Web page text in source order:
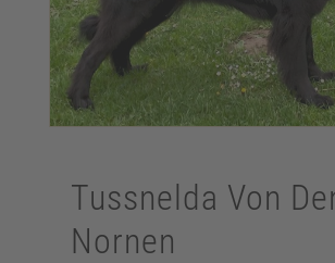
Tussnelda Von
Nornen